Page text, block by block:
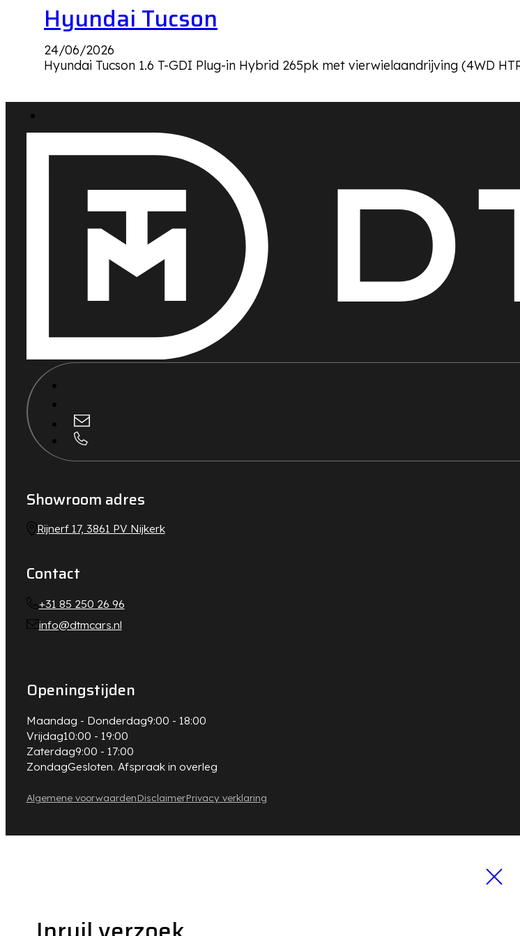
Hyundai Tucson
24/06/2026
Hyundai Tucson 1.6 T-GDI Plug-in Hybrid 265pk met vierwielaandrijving (4WD
Showroom adres
Rijnerf 17, 3861 PV Nijkerk
Contact
+31 85 250 26 96
info@dtmcars.nl
Openingstijden
Maandag - Donderdag9:00 - 18:00
Vrijdag10:00 - 19:00
Zaterdag9:00 - 17:00
ZondagGesloten. Afspraak in overleg
Algemene voorwaardenDisclaimerPrivacy verklaring